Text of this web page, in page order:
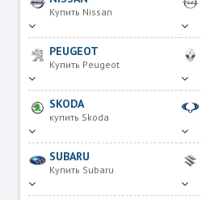
Купить Nissan
PEUGEOT
Купить Peugeot
SKODA
купить Skoda
SUBARU
Купить Subaru